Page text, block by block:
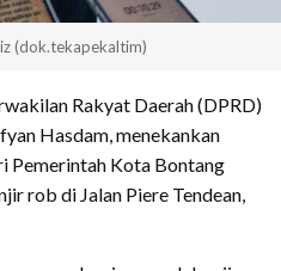
(dok.tekapekaltim)
Rakyat Daerah (DPRD)
Hasdam, menekankan
Pemerintah Kota Bontang
rob di Jalan Piere Tendean,